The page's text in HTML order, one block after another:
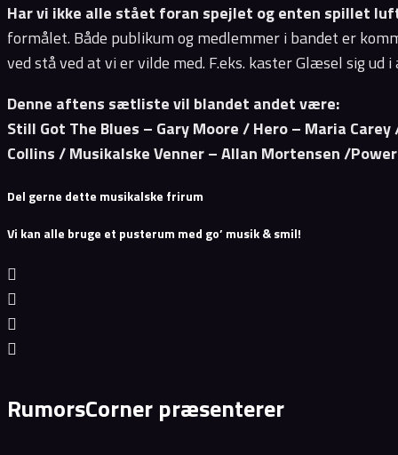
Har vi ikke alle stået foran spejlet og enten spillet
formålet. Både publikum og medlemmer i bandet er
ved stå ved at vi er vilde med. F.eks. kaster Glæsel sig
Denne aftens sætliste vil blandet andet være:
Still Got The Blues – Gary Moore / Hero – Maria
Collins / Musikalske Venner – Allan Mortensen /
Del gerne dette musikalske frirum
Vi kan alle bruge et pusterum med go’ musik & smil!
RumorsCorner præsenterer